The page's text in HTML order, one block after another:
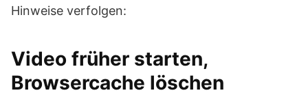
Hinweise verfolgen:
Video früher starten,
Browsercache löschen